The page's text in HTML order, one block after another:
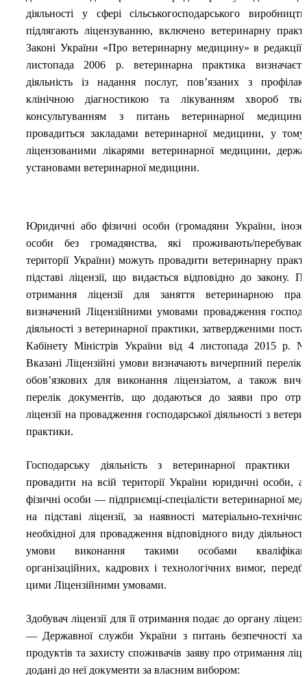
діяльності у сфері сільськогосподарського
підлягають ліцензуванню, включено ветеринарну
Законі України «Про ветеринарну медицину» в редакції
листопада 2006 р. ветеринарна практика
діяльність із надання послуг, пов’язаних з
клінічною діагностикою та лікуванням хвороб
консультуванням з питань ветеринарної
провадиться закладами ветеринарної медицини, у тому
ліцензованими лікарями ветеринарної медицини,
установами ветеринарної медицини.
Юридичні або фізичні особи (громадяни України,
особи без громадянства, які проживають/
території України) можуть провадити ветеринарну
підставі ліцензії, що видається відповідно до закону.
отримання ліцензії для заняття ветеринарною
визначений Ліцензійними умовами провадження
діяльності з ветеринарної практики, затвердженими
Кабінету Міністрів України від 4 листопада 2015 р.
Вказані Ліцензійні умови визначають вичерпний перелік
обов’язкових для виконання ліцензіатом, а також
перелік документів, що додаються до заяви про
ліцензії на провадження господарської діяльності з
практики.
Господарську діяльність з ветеринарної практики
провадити на всій території України юридичні особи, а
фізичні особи — підприємці-спеціалісти ветеринарної
на підставі ліцензії, за наявності матеріально-
необхідної для провадження відповідного виду
умови виконання такими особами
організаційних, кадрових і технологічних вимог,
цими Ліцензійними умовами.
Здобувач ліцензії для її отримання подає до органу
— Державної служби України з питань безпечності
продуктів та захисту споживачів заяву про отримання
додані до неї документи за власним вибором: